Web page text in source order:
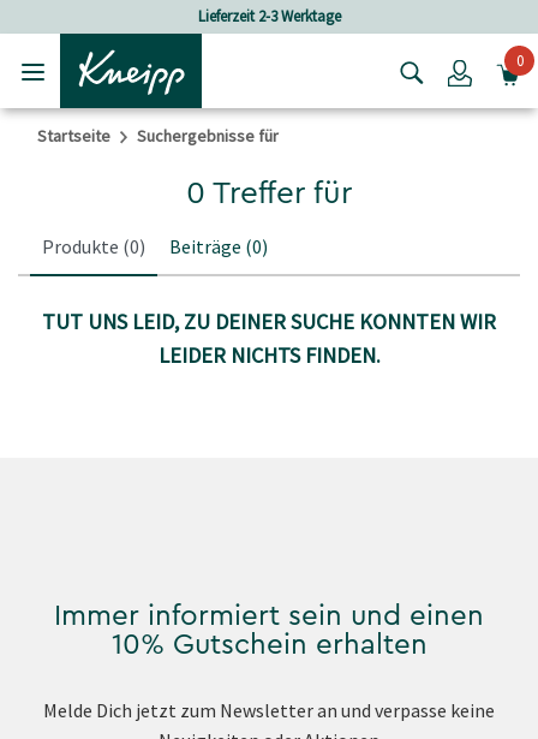
Lieferzeit 2-3 Werktage
Login0
Startseite Suchergebnisse für
0 Treffer für
Produkte (0) Beiträge (0)
TUT UNS LEID, ZU DEINER SUCHE KONNTEN WIR
LEIDER NICHTS FINDEN.
Immer informiert sein und einen
10% Gutschein erhalten
Melde Dich jetzt zum Newsletter an und verpasse keine